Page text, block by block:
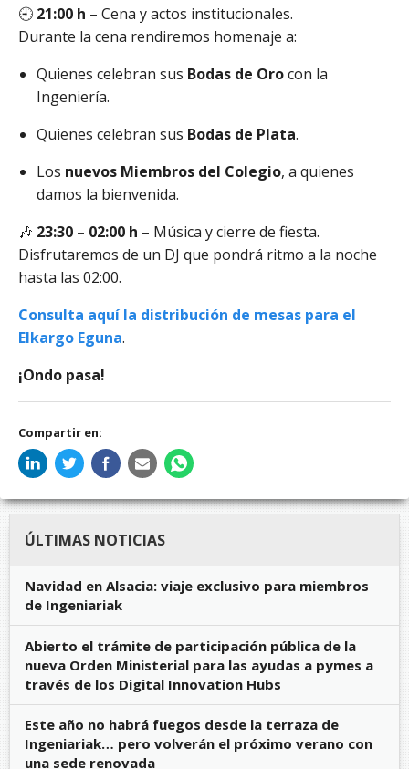
🕘 21:00 h – Cena y actos institucionales.
Durante la cena rendiremos homenaje a:
Quienes celebran sus Bodas de Orocon la
Ingeniería.
Quienes celebran sus Bodas de Plata.
Los nuevos Miembros del Colegio, a quienes
damos la bienvenida.
🎶 23:30 – 02:00 h – Música y cierre de fiesta.
Disfrutaremos de un DJ que pondrá ritmo a la noche
hasta las 02:00.
Consulta aquí la distribución de mesas para el
Elkargo Eguna.
¡Ondo pasa!
Compartir en:
ÚLTIMAS NOTICIAS
Navidad en Alsacia: viaje exclusivo para miembros
de Ingeniariak
Abierto el trámite de participación pública de la
nueva Orden Ministerial para las ayudas a pymes a
través de los Digital Innovation Hubs
Este año no habrá fuegos desde la terraza de
Ingeniariak… pero volverán el próximo verano con
una sede renovada